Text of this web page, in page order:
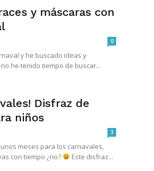
y máscaras con
0
y he buscado ideas y
he tenido tiempo de buscar...
Disfraz de
niños
3
meses para los carnavales,
con tiempo ¿no?
Este disfraz...